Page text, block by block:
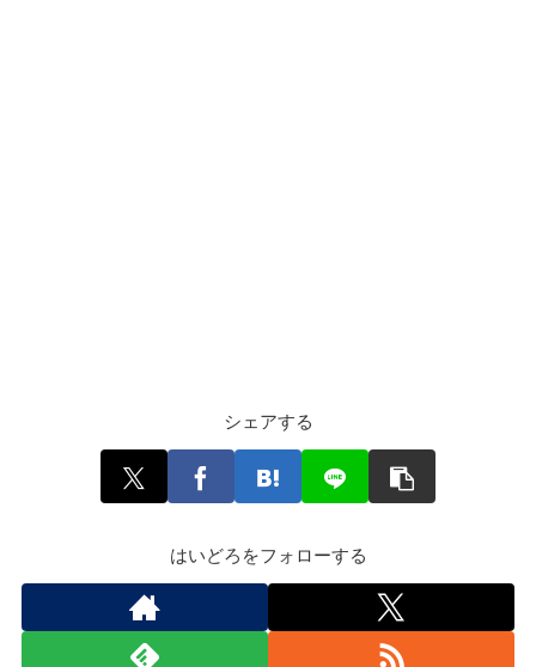
シェアする
はいどろをフォローする